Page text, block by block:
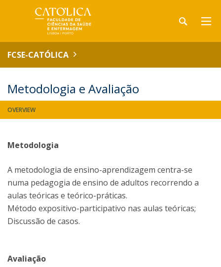
FCSE-CATÓLICA
Metodologia e Avaliação
OVERVIEW
Metodologia
A metodologia de ensino-aprendizagem centra-se
numa pedagogia de ensino de adultos recorrendo a
aulas teóricas e teórico-práticas.
Método expositivo-participativo nas aulas teóricas;
Discussão de casos.
Avaliação